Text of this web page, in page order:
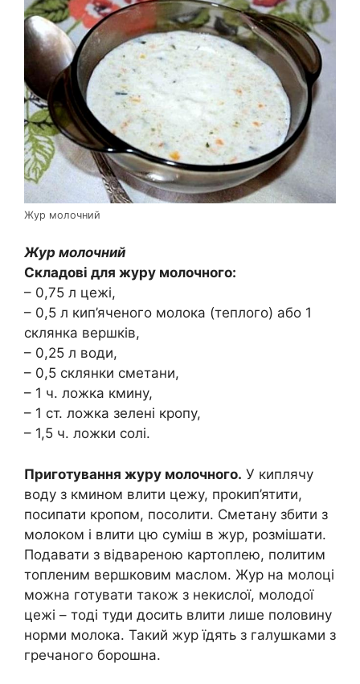
Жур молочний
Жур молочний
Складові для журу молочного:
– 0,75 л цежі,
– 0,5 л кип’яченого молока (теплого) або 1
склянка вершків,
– 0,25 л води,
– 0,5 склянки сметани,
– 1 ч. ложка кмину,
– 1 ст. ложка зелені кропу,
– 1,5 ч. ложки солі.
Приготування журу молочного. У киплячу
воду з кмином влити цежу, прокип’ятити,
посипати кропом, посолити. Сметану збити з
молоком і влити цю суміш в жур, розмішати.
Подавати з відвареною картоплею, политим
топленим вершковим маслом. Жур на молоці
можна готувати також з некислої, молодої
цежі – тоді туди досить влити лише половину
норми молока. Такий жур їдять з галушками з
гречаного борошна.